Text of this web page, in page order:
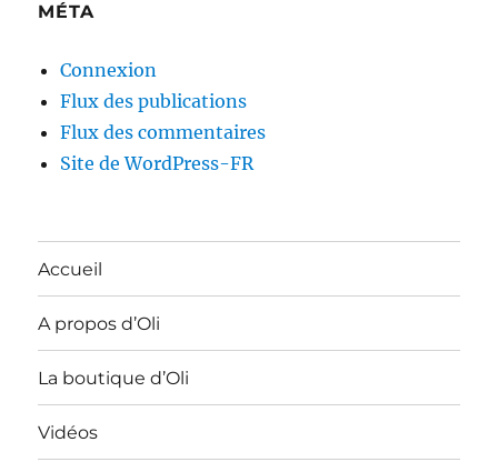
MÉTA
Connexion
Flux des publications
Flux des commentaires
Site de WordPress-FR
Accueil
A propos d’Oli
La boutique d’Oli
Vidéos